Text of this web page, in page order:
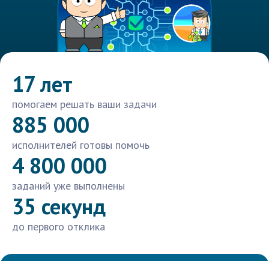
17 лет
помогаем решать ваши задачи
885 000
исполнителей готовы помочь
4 800 000
заданий уже выполнены
35 секунд
до первого отклика